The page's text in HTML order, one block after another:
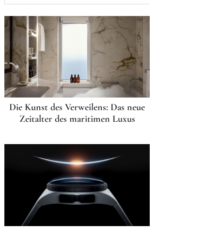
Die Kunst des Verweilens: Das neue
Zeitalter des maritimen Luxus